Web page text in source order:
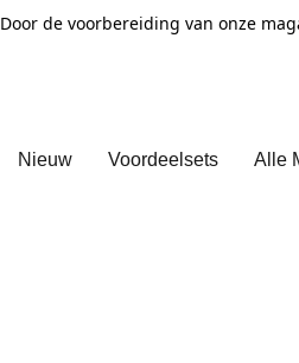
Door de voorbereiding van onze
Nieuw Voordeelsets Alle